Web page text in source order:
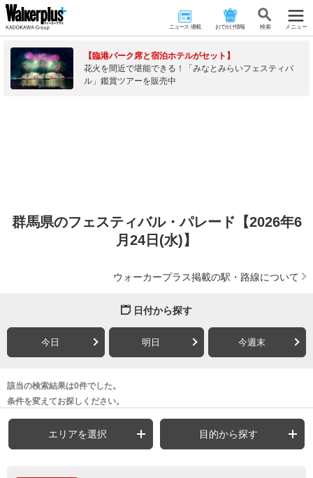
ニュース･連載 おでかけ情報 検 索 メニュー
【臨港パーク席と宿泊ホテルがセット】
花火を間近で堪能できる！「みなとみらいフェスティバ
ル」鑑賞ツアーを販売中
群馬県のフェスティバル・パレード【2026年6
月24日(水)】
ウォーカープラス掲載の駅・路線について
日付から探す
今日 明日 今週末
該当の検索結果は0件でした。
条件を変えてお探しください。
エリアを選択 目的から探す